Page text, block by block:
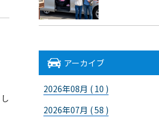
アーカイブ
2026年08月 ( 10 )
2026年07月 ( 58 )